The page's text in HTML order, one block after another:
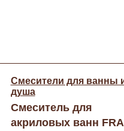
Смесители для ванны
душа
Смеситель для
акриловых ванн